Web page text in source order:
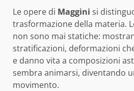
Le opere di Maggini si
trasformazione della materia.
non sono mai statiche:
stratificazioni, deformazioni
e danno vita a composizioni
sembra animarsi, diventando
movimento.